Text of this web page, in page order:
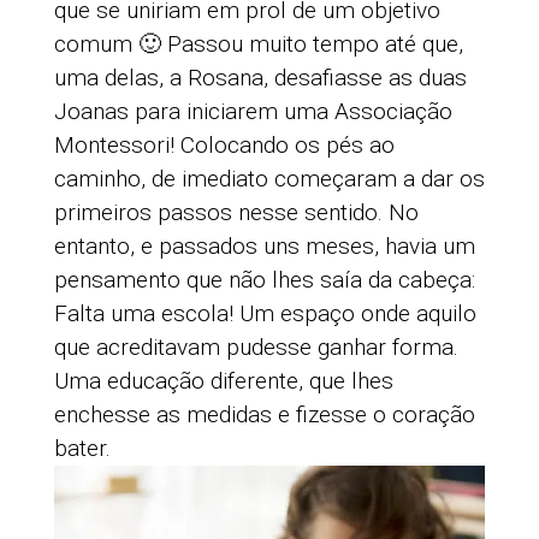
que se uniriam em prol de um objetivo
comum 🙂 Passou muito tempo até que,
uma delas, a Rosana, desafiasse as duas
Joanas para iniciarem uma Associação
Montessori! Colocando os pés ao
caminho, de imediato começaram a dar os
primeiros passos nesse sentido. No
entanto, e passados uns meses, havia um
pensamento que não lhes saía da cabeça:
Falta uma escola! Um espaço onde aquilo
que acreditavam pudesse ganhar forma.
Uma educação diferente, que lhes
enchesse as medidas e fizesse o coração
bater.